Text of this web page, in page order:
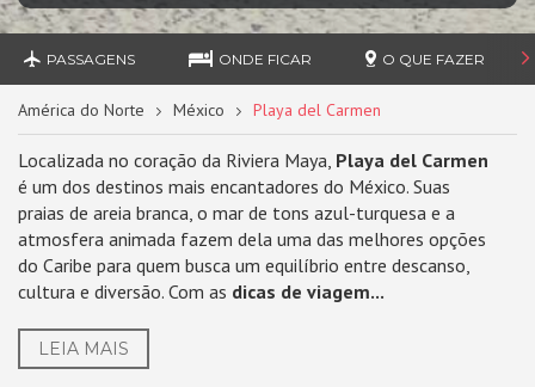
PASSAGENS ONDE FICAR O QUE FAZER
América do Norte México Playa del Carmen
Localizada no coração da Riviera Maya, Playa del Carmen
é um dos destinos mais encantadores do México. Suas
praias de areia branca, o mar de tons azul-turquesa e a
atmosfera animada fazem dela uma das melhores opções
do Caribe para quem busca um equilíbrio entre descanso,
cultura e diversão. Com as dicas de viagem...
LEIA MAIS